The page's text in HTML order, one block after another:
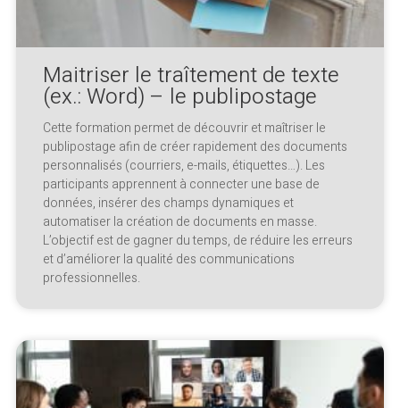
Maitriser le traîtement de texte
(ex.: Word) – le publipostage
Cette formation permet de découvrir et maîtriser le
publipostage afin de créer rapidement des documents
personnalisés (courriers, e-mails, étiquettes…). Les
participants apprennent à connecter une base de
données, insérer des champs dynamiques et
automatiser la création de documents en masse.
L’objectif est de gagner du temps, de réduire les erreurs
et d’améliorer la qualité des communications
professionnelles.